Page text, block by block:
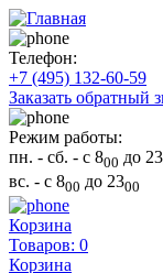
Телефон:
+7 (495) 132-60-59
Заказать обратный
Режим работы:
пн. - сб. - с 800 до 23
вс. - с 800 до 2300
Корзина
Товаров: 0
Корзина